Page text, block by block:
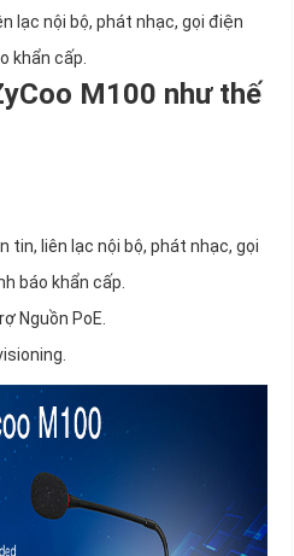
lạc nội bộ, phát nhạc, gọi điện
khẩn cấp.
M100 như thế
tin, liên lạc nội bộ, phát nhạc, gọi
báo khẩn cấp.
Nguồn PoE.